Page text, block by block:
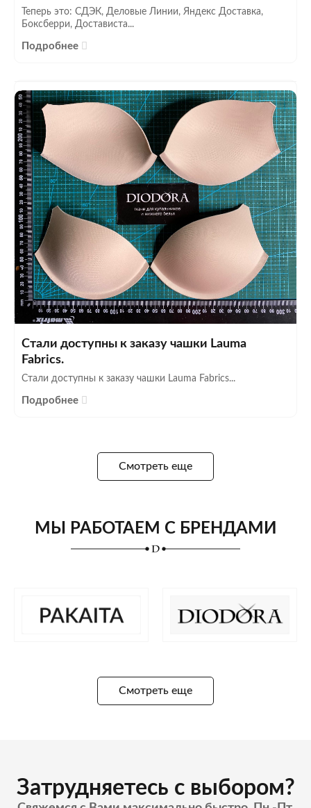
Теперь это: СДЭК, Деловые Линии, Яндекс Доставка,
Боксберри, Достависта...
Подробнее
Стали доступны к заказу чашки Lauma
Fabrics.
Стали доступны к заказу чашки Lauma Fabrics...
Подробнее
Смотреть еще
МЫ РАБОТАЕМ С БРЕНДАМИ
Смотреть еще
Затрудняетесь с выбором?